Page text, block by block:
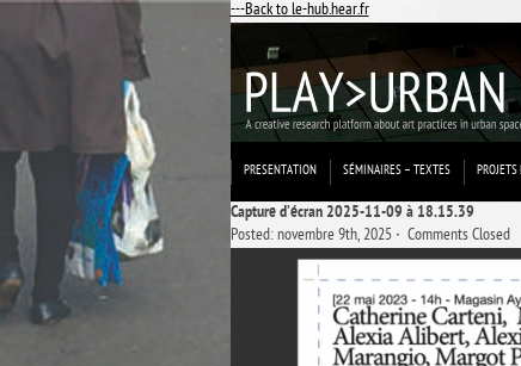
---Back to le-hub.hear.fr
PRESENTATION SÉMINAIRES – TEXTES
Capture d’écran 2025-11-09 à 18.15.39
Posted: novembre 9th, 2025 ˑ Comments Closed